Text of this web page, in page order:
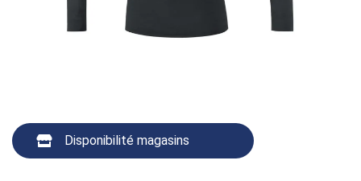
Disponibilité magasins